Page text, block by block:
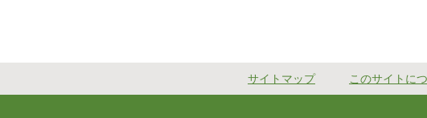
サイトマップ このサイトに